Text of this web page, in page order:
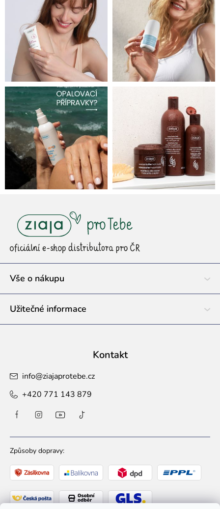
t
Vše o nákupu
Užitečné informace
Kontakt
info@ziajaprotebe.cz
+420 771 143 879
Způsoby dopravy: